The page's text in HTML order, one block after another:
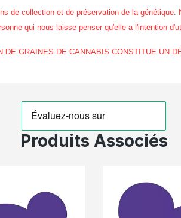
de collection et de préservation de la
qui nous laisse penser qu'elle a l'intention
DE GRAINES DE CANNABIS CONSTITUE UN
Produits Associés